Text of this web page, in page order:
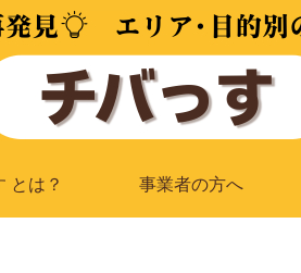
とは？ 事業者の方へ